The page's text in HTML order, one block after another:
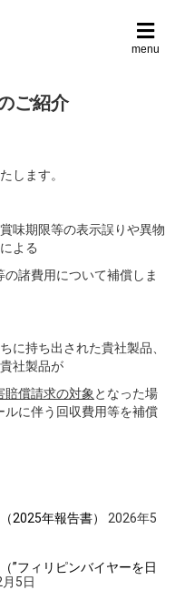
メ
ニ
menu
ご紹介
します。
味期限等の表示誤りや異物
よる
の諸費用について補償しま
に持ち出された貴社製品、
社製品が
賠償請求の対象 となった場
ルに伴う回収費用等を補償
2025年報告書）
2026年5
”フィリピンバイヤーを日
5日